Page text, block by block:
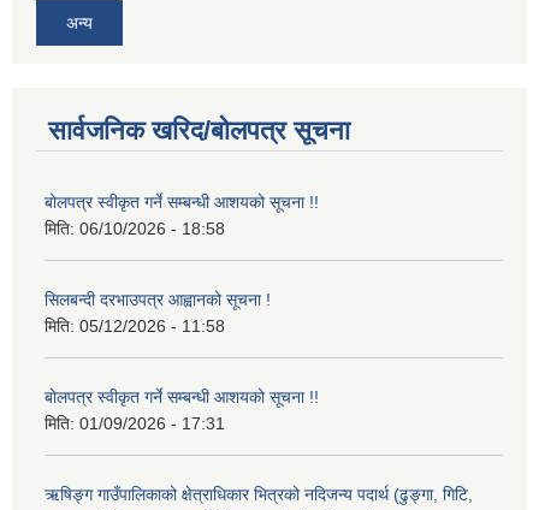
अन्य
सार्वजनिक खरिद/बोलपत्र सूचना
बोलपत्र स्वीकृत गर्ने सम्बन्धी आशयको सूचना !!
मिति: 06/10/2026 - 18:58
सिलबन्दी दरभाउपत्र आह्वानको सूचना !
मिति: 05/12/2026 - 11:58
बोलपत्र स्वीकृत गर्ने सम्बन्धी आशयको सूचना !!
मिति: 01/09/2026 - 17:31
ऋषिङ्ग गाउँपालिकाको क्षेत्राधिकार भित्रको नदिजन्य पदार्थ (ढुङ्गा, गिटि,